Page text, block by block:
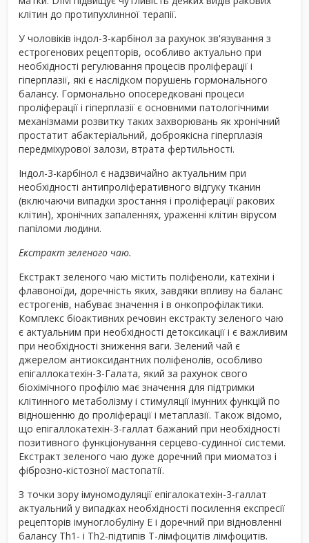
клітин до протипухлинної терапії.
У чоловіків індол-3-карбінол за рахунок зв'язування з
естрогенових рецепторів, особливо актуально при
необхідності регулювання процесів проліферації і
гіперплазії, які є наслідком порушень гормонального
балансу. Гормонально опосередковані процеси
проліферації і гіперплазії є основними патологічними
механізмами розвитку таких захворювань як хронічний
простатит абактеріальний, доброякісна гіперплазія
передміхурової залози, втрата фертильності.
Індол-3-карбінол є надзвичайно актуальним при
необхідності антипроліферативного відгуку тканин
(включаючи випадки зростання і проліферації ракових
клітин), хронічних запаленнях, ураженні клітин вірусом
папіломи людини.
Екстракт зеленого чаю.
Екстракт зеленого чаю містить поліфеноли, катехіни і
флавоноїди, доречність яких, завдяки впливу на баланс
естрогенів, набуває значення і в онкопрофілактики.
Комплекс біоактивних речовин екстракту зеленого чаю
є актуальним при необхідності детоксикації і є важливим
при необхідності зниження ваги. Зелений чай є
джерелом антиоксидантних поліфенолів, особливо
епігаллокатехін-3-Галата, який за рахунок свого
біохімічного профілю має значення для підтримки
клітинного метаболізму і стимуляції імунних функцій по
відношенню до проліферації і метаплазії. Також відомо,
що епігаллокатехін-3-галлат бажаний при необхідності
позитивного функціонування серцево-судинної системи.
Екстракт зеленого чаю дуже доречний при миоматоз і
фіброзно-кістозної мастопатії.
З точки зору імуномодуляції епігалокатехін-3-галлат
актуальний у випадках необхідності посилення експресії
рецепторів імуноглобуліну Е і доречний при відновленні
балансу Th1- і Th2-підтипів Т-лімфоцитів лімфоцитів.